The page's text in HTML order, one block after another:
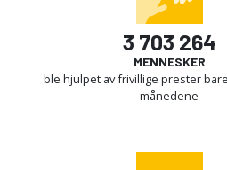
3 703 264
MENNESKER
ble hjulpet av frivillige prester
månedene